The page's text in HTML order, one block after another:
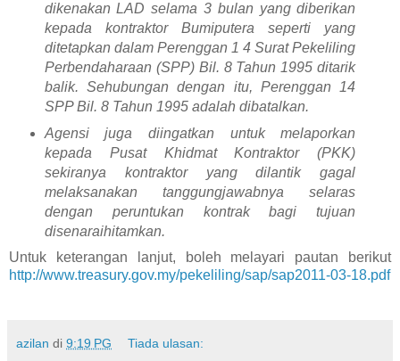
dikenakan LAD selama 3 bulan yangdiberikan
kepada kontraktor Bumiputera seperti yang
ditetapkan dalam Perenggan 1 4 Surat Pekeliling
Perbendaharaan (SPP) Bil. 8 Tahun 1995ditarik
balik. Sehubungan dengan itu, Perenggan 14
SPP Bil. 8 Tahun 1995 adalah dibatalkan.
Agensi juga diingatkan untuk melaporkan
kepada Pusat KhidmatKontraktor (PKK)
sekiranya kontraktor yang dilantik gagal
melaksanakan tanggungjawabnya selaras
dengan peruntukan kontrak bagi tujuan
disenaraihitamkan.
Untuk keterangan lanjut, boleh melayari pautan berikut
http://www.treasury.gov.my/pekeliling/sap/sap2011-03-18.pdf
azilan di 9:19 PG Tiada ulasan: